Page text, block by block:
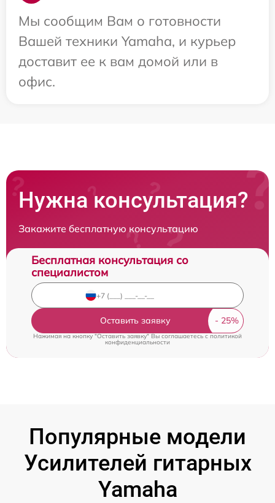
Мы сообщим Вам о готовности
Вашей техники Yamaha, и курьер
доставит ее к вам домой или в
офис.
Нужна консультация?
Закажите бесплатную консультацию
Бесплатная консультация со
специалистом
Оставить заявку
Нажимая на кнопку "Оставить заявку" Вы соглашаетесь cполитикой
конфиденциальности
Популярные модели
Усилителей гитарных
Yamaha